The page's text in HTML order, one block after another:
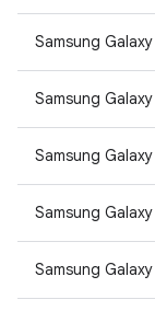
Samsung
Samsung
Samsung
Samsung Galaxy
Samsung